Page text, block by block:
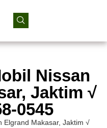
Nissan
Jaktim √
0545
Elgrand Makasar, Jaktim √